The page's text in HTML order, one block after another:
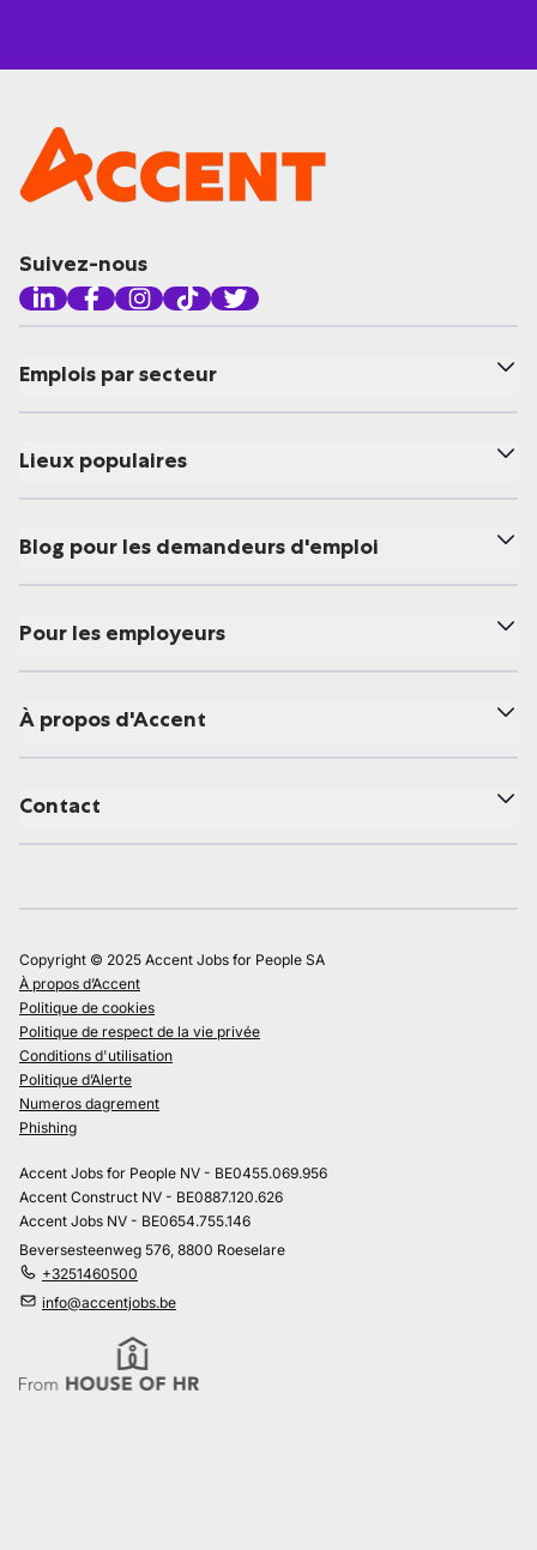
Suivez-nous
Emplois par secteur
Lieux populaires
Blog pour les demandeurs d'emploi
Pour les employeurs
À propos d'Accent
Contact
Copyright © 2025 Accent Jobs for People SA
À propos d’Accent
Politique de cookies
Politique de respect de la vie privée
Conditions d'utilisation
Politique d’Alerte
Numeros dagrement
Phishing
Accent Jobs for People NV - BE0455.069.956
Accent Construct NV - BE0887.120.626
Accent Jobs NV - BE0654.755.146
Beversesteenweg 576, 8800 Roeselare
+3251460500
info@accentjobs.be